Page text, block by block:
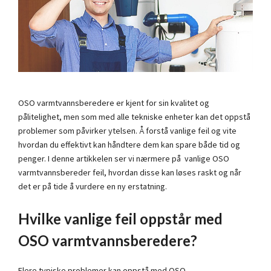
OSO varmtvannsberedere er kjent for sin kvalitet og
pålitelighet, men som med alle tekniske enheter kan det oppstå
problemer som påvirker ytelsen. Å forstå vanlige feil og vite
hvordan du effektivt kan håndtere dem kan spare både tid og
penger. I denne artikkelen ser vi nærmere på vanlige OSO
varmtvannsbereder feil, hvordan disse kan løses raskt og når
det er på tide å vurdere en ny erstatning.
Hvilke vanlige feil oppstår med
OSO varmtvannsberedere?